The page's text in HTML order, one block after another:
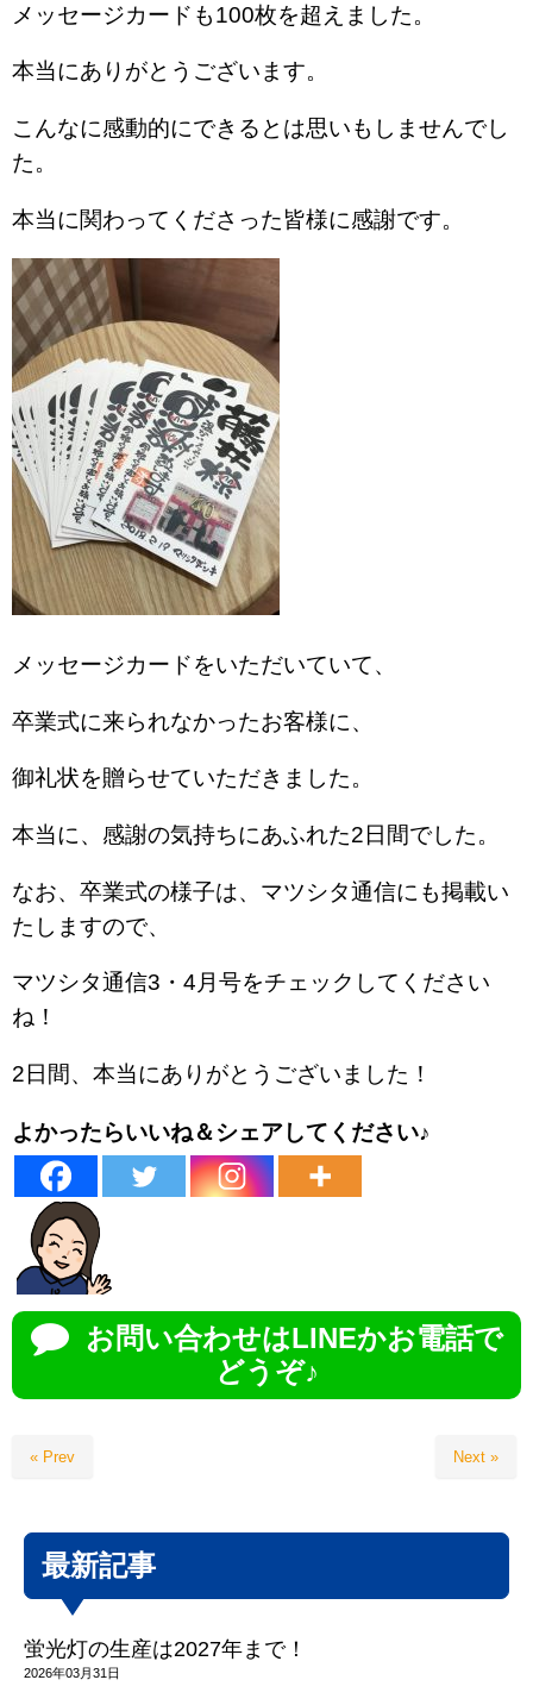
メッセージカードも100枚を超えました。
本当にありがとうございます。
こんなに感動的にできるとは思いもしませんでし
た。
本当に関わってくださった皆様に感謝です。
メッセージカードをいただいていて、
卒業式に来られなかったお客様に、
御礼状を贈らせていただきました。
本当に、感謝の気持ちにあふれた2日間でした。
なお、卒業式の様子は、マツシタ通信にも掲載い
たしますので、
マツシタ通信3・4月号をチェックしてください
ね！
2日間、本当にありがとうございました！
よかったらいいね＆シェアしてください♪
お問い合わせはLINEかお電話で
どうぞ♪
« Prev Next »
最新記事
蛍光灯の生産は2027年まで！
2026年03月31日